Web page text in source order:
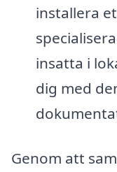
installera
insatta i
dig med
Genom att